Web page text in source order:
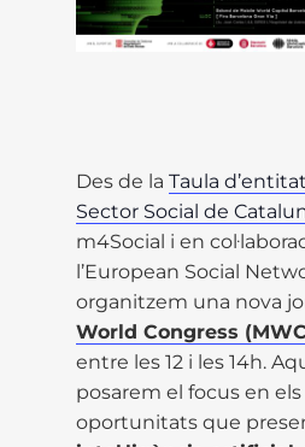
Des de la Taula
Sector Social de
m4Social i en
l’European Social
organitzem una nova
World Congress
entre les 12 i les 14h.
posarem el focus en els
oportunitats que